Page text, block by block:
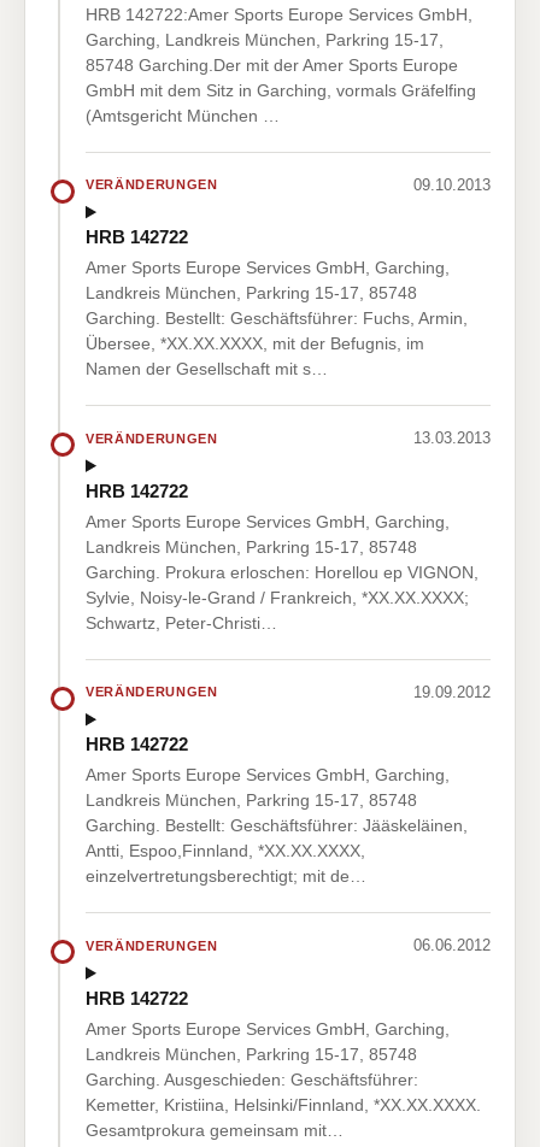
HRB 142722:Amer Sports Europe Services GmbH,
Garching, Landkreis München, Parkring 15-17,
85748 Garching.Der mit der Amer Sports Europe
GmbH mit dem Sitz in Garching, vormals Gräfelfing
(Amtsgericht München …
VERÄNDERUNGEN 09.10.2013
HRB 142722
Amer Sports Europe Services GmbH, Garching,
Landkreis München, Parkring 15-17, 85748
Garching. Bestellt: Geschäftsführer: Fuchs, Armin,
Übersee, *XX.XX.XXXX, mit der Befugnis, im
Namen der Gesellschaft mit s…
VERÄNDERUNGEN 13.03.2013
HRB 142722
Amer Sports Europe Services GmbH, Garching,
Landkreis München, Parkring 15-17, 85748
Garching. Prokura erloschen: Horellou ep VIGNON,
Sylvie, Noisy-le-Grand / Frankreich, *XX.XX.XXXX;
Schwartz, Peter-Christi…
VERÄNDERUNGEN 19.09.2012
HRB 142722
Amer Sports Europe Services GmbH, Garching,
Landkreis München, Parkring 15-17, 85748
Garching. Bestellt: Geschäftsführer: Jääskeläinen,
Antti, Espoo,Finnland, *XX.XX.XXXX,
einzelvertretungsberechtigt; mit de…
VERÄNDERUNGEN 06.06.2012
HRB 142722
Amer Sports Europe Services GmbH, Garching,
Landkreis München, Parkring 15-17, 85748
Garching. Ausgeschieden: Geschäftsführer:
Kemetter, Kristiina, Helsinki/Finnland, *XX.XX.XXXX.
Gesamtprokura gemeinsam mit…